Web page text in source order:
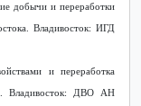
добычи и переработки
Владивосток: ИГД
и переработка
Владивосток: ДВО АН